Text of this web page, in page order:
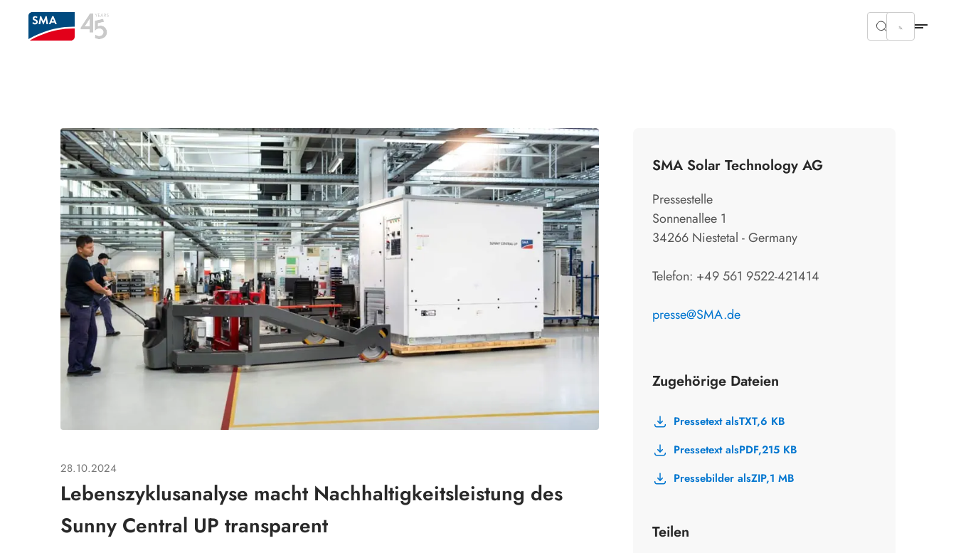
28.10.2024
Lebenszyklusanalyse macht Nachhaltigkeitsleistung des
Sunny Central UP transparent
SMA Solar Technology AG
Pressestelle
Sonnenallee 1
34266 Niestetal - Germany
Telefon: +49 561 9522-421414
presse@SMA.de
Zugehörige Dateien
Pressetext alsTXT,6 KB
Pressetext alsPDF,215 KB
Pressebilder alsZIP,1 MB
Teilen